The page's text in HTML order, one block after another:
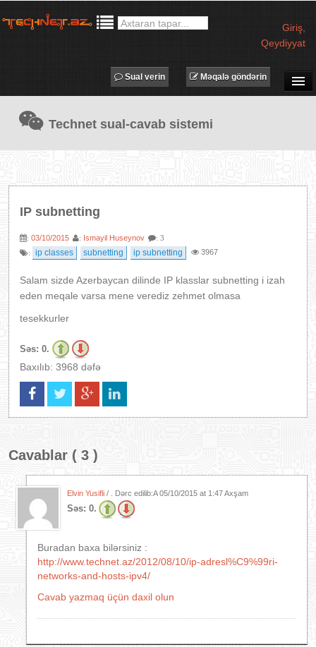
Giriş
Qeydiyyat
TECHNET TV
MƏQALƏLƏR
XƏBƏRLƏR
Məqalə göndərin
Sual verin
Technet sual-cavab sistemi
IP subnetting
: 03/10/2015 : Ismayil Huseynov
: 3
:
ip classes subnetting ip subnetting 3967
Salam sizde Azerbaycan dilinde IP klasslar subnetting i izah
eden meqale varsa mene verediz zehmet olmasa
tesekkurler
Səs: 0.
Baxılıb: 3968 dəfə
Cavablar ( 3 )
Elvin Yusifli / . Dərc edilib:A05/10/2015 at 1:47 Axşam
Səs: 0.
Buradan baxa bilərsiniz :
http://www.technet.az/2012/08/10/ip-adresl%C9%99ri-
networks-and-hosts-ipv4/
Cavab yazmaq üçün daxil olun